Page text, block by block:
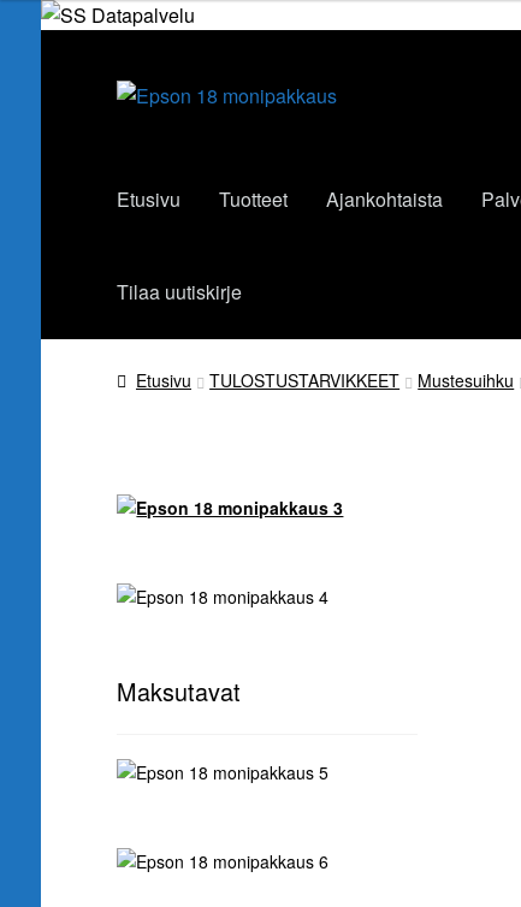
Siirry
Siirry
Etusivu Tuotteet Ajankohtaista
Tilaa uutiskirje
Etusivu TULOSTUSTARVIKKEET Mustesuihku
Maksutavat